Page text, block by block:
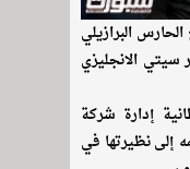
البرازيلي
الانجليزي
إدارة شركة
إلى نظيرتها في